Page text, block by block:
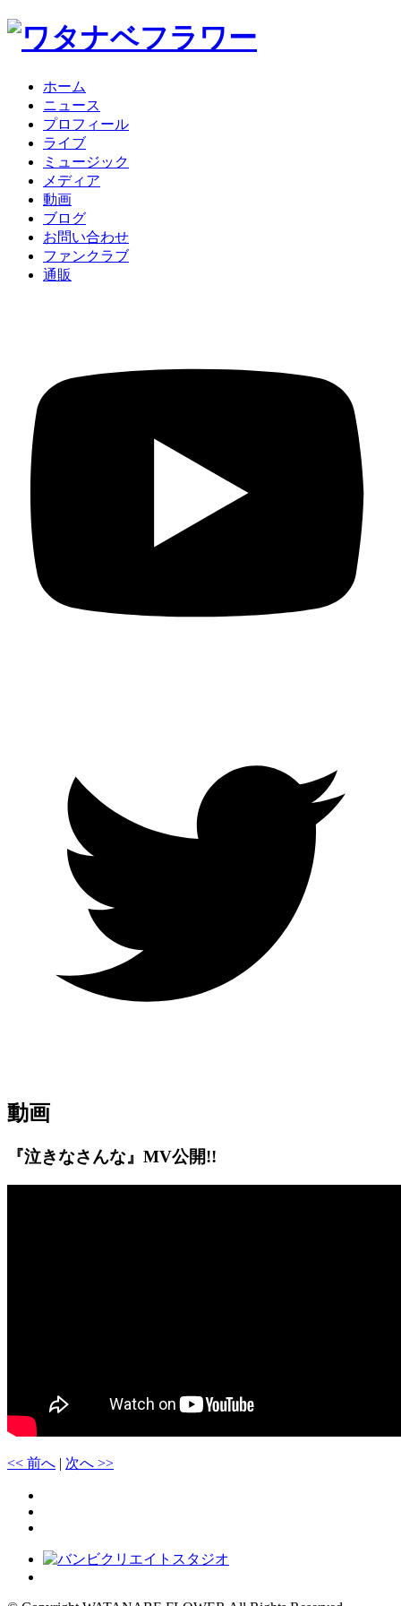
ホーム
ニュース
プロフィール
ライブ
ミュージック
メディア
動画
ブログ
お問い合わせ
ファンクラブ
通販
動画
『泣きなさんな』MV公開!!
<< 前へ | 次へ >>